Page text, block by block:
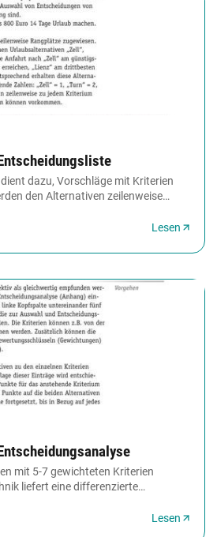
dazu, Vorschläge mit Kriterien
den Alternativen zeilenweise
Lesen
mit 5-7 gewichteten Kriterien
liefert eine differenzierte
Lesen